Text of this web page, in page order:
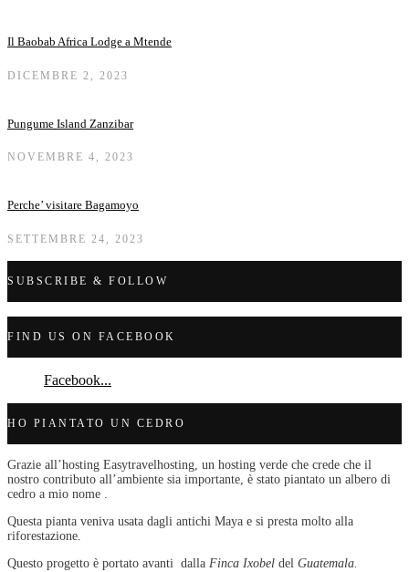
Il Baobab Africa Lodge a Mtende
DICEMBRE 2, 2023
Pungume Island Zanzibar
NOVEMBRE 4, 2023
Perche’ visitare Bagamoyo
SETTEMBRE 24, 2023
SUBSCRIBE & FOLLOW
FIND US ON FACEBOOK
Facebook...
HO PIANTATO UN CEDRO
Grazie all’hosting Easytravelhosting, un hosting verde che crede che il
nostro contributo all’ambiente sia importante, è stato piantato un albero di
cedro a mio nome .
Questa pianta veniva usata dagli antichi Maya e si presta molto alla
riforestazione.
Questo progetto è portato avanti dalla Finca Ixobel del Guatemala.